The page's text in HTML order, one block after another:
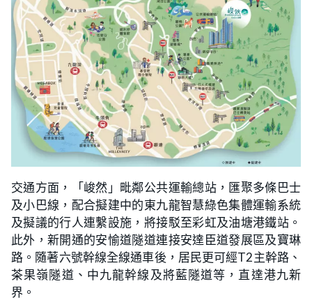
交通方面，「峻然」毗鄰公共運輸總站，匯聚多條巴士
及小巴線，配合擬建中的東九龍智慧綠色集體運輸系統
及擬議的行人連繫設施，將接駁至彩虹及油塘港鐵站。
此外，新開通的安愉道隧道連接安達臣道發展區及寶琳
路。隨著六號幹線全線通車後，居民更可經T2主幹路、
茶果嶺隧道、中九龍幹線及將藍隧道等，直達港九新
界。